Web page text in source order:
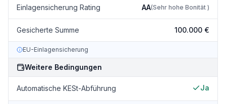
Einlagensicherung Rating AA(Sehr hohe Bonität )
Gesicherte Summe 100.000 €
EU-Einlagensicherung
Weitere Bedingungen
Automatische KESt-Abführung Ja